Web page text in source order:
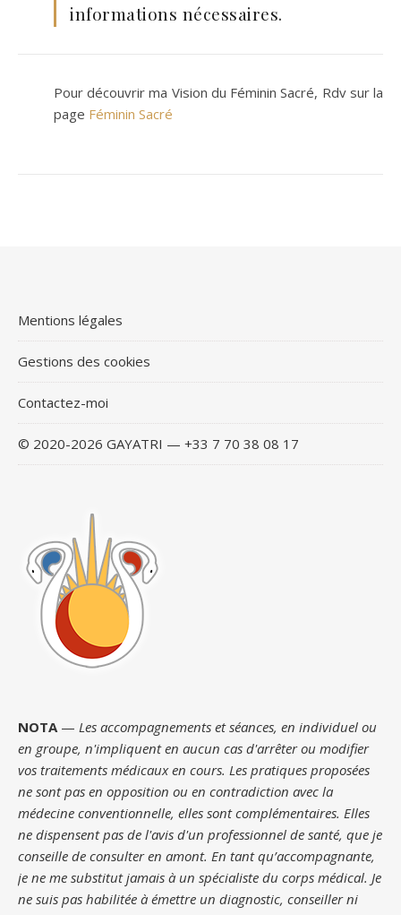
informations nécessaires.
Pour découvrir ma Vision du Féminin Sacré, Rdv sur la
page Féminin Sacré
Mentions légales
Gestions des cookies
Contactez-moi
© 2020-2026 GAYATRI — +33 7 70 38 08 17
NOTA— Les accompagnements et séances, en individuel ou
en groupe, n'impliquent en aucun cas d'arrêter ou modifier
vos traitements médicaux en cours. Les pratiques proposées
ne sont pas en opposition ou en contradiction avec la
médecine conventionnelle, elles sont complémentaires. Elles
ne dispensent pas de l'avis d'un professionnel de santé, que je
conseille de consulter en amont. En tant qu’accompagnante,
je ne me substitut jamais à un spécialiste du corps médical. Je
ne suis pas habilitée à émettre un diagnostic, conseiller ni